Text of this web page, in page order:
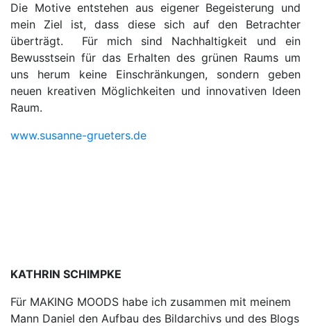
Die Motive entstehen aus eigener Begeisterung und
mein Ziel ist, dass diese sich auf den Betrachter
überträgt. Für mich sind Nachhaltigkeit und ein
Bewusstsein für das Erhalten des grünen Raums um
uns herum keine Einschränkungen, sondern geben
neuen kreativen Möglichkeiten und innovativen Ideen
Raum.
www.susanne-grueters.de
KATHRIN SCHIMPKE
Für MAKING MOODS habe ich zusammen mit meinem
Mann Daniel den Aufbau des Bildarchivs und des Blogs